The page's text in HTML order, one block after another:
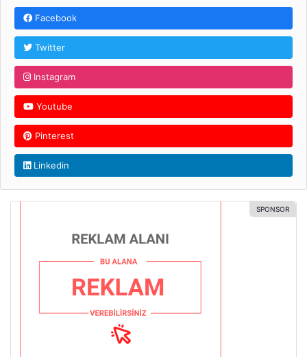
Facebook
Twitter
Instagram
Youtube
Pinterest
Linkedin